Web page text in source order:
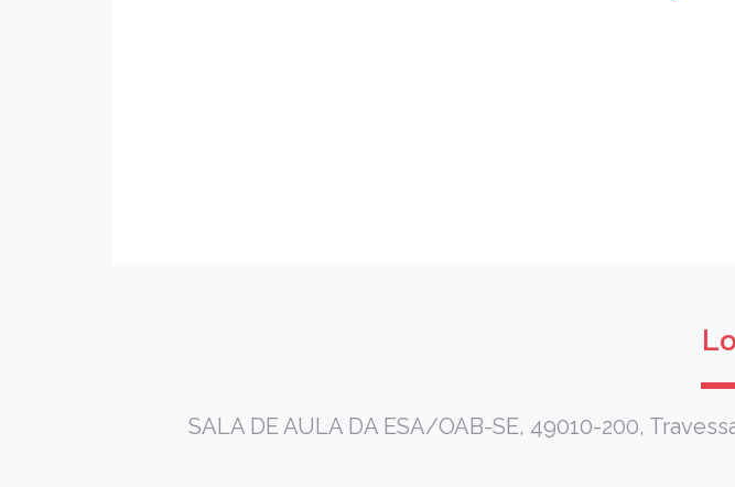
SALA DE AULA DA ESA/OAB-SE, 49010-200,